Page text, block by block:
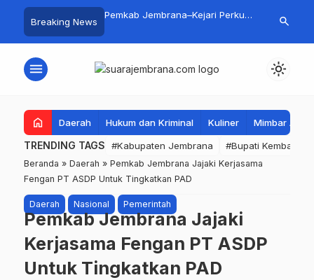
Breaking News
Lomba Cipta Menu
Pemkab Jembrana–Kejari Perkuat
Hukum Datun
5
Buka
search
menu light_mode
home Daerah Hukum dan Kriminal Kuliner Mimbar
TRENDING TAGS #Kabupaten Jembrana #Bupati Kembang
Beranda » Daerah » Pemkab Jembrana Jajaki Kerjasama
Fengan PT ASDP Untuk Tingkatkan PAD
Daerah Nasional Pemerintah
Pemkab Jembrana Jajaki
Kerjasama Fengan PT ASDP
Untuk Tingkatkan PAD